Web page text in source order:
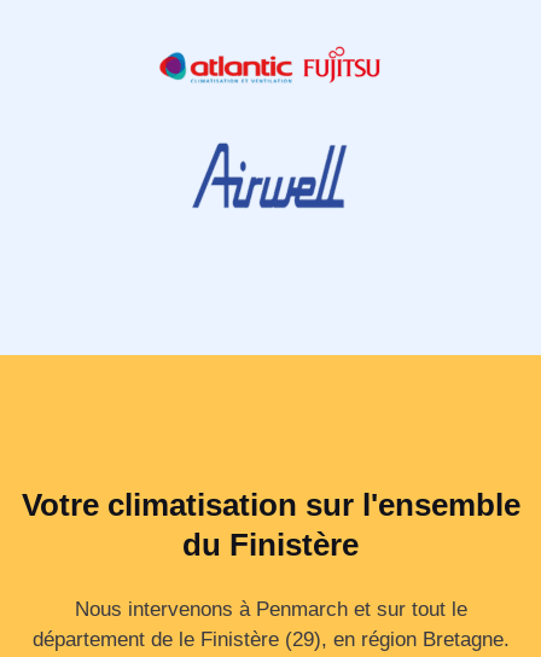
Votre climatisation sur l'ensemble
du Finistère
Nous intervenons à Penmarch et sur tout le
département de le Finistère (29), en région Bretagne.